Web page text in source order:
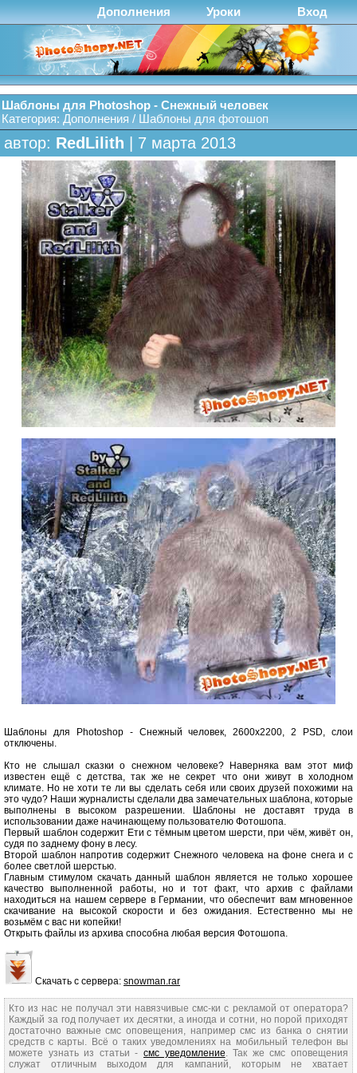
Дополнения Уроки Вход
Шаблоны для Photoshop - Снежный человек
Категория: Дополнения / Шаблоны для фотошоп
автор: RedLilith | 7 марта 2013
Шаблоны для Photoshop - Снежный человек, 2600х2200, 2 PSD, слои
отключены.
Кто не слышал сказки о снежном человеке? Наверняка вам этот миф
известен ещё с детства, так же не секрет что они живут в холодном
климате. Но не хоти те ли вы сделать себя или своих друзей похожими на
это чудо? Наши журналисты сделали два замечательных шаблона, которые
выполнены в высоком разрешении. Шаблоны не доставят труда в
использовании даже начинающему пользователю Фотошопа.
Первый шаблон содержит Ети с тёмным цветом шерсти, при чём, живёт он,
судя по заднему фону в лесу.
Второй шаблон напротив содержит Снежного человека на фоне снега и с
более светлой шерстью.
Главным стимулом скачать данный шаблон является не только хорошее
качество выполненной работы, но и тот факт, что архив с файлами
находиться на нашем сервере в Германии, что обеспечит вам мгновенное
скачивание на высокой скорости и без ожидания. Естественно мы не
возьмём с вас ни копейки!
Открыть файлы из архива способна любая версия Фотошопа.
Скачать с сервера: snowman.rar
Кто из нас не получал эти навязчивые смс-ки с рекламой от оператора?
Каждый за год получает их десятки, а иногда и сотни, но порой приходят
достаточно важные смс оповещения, например смс из банка о снятии
средств с карты. Всё о таких уведомлениях на мобильный телефон вы
можете узнать из статьи - смс уведомление. Так же смс оповещения
служат отличным выходом для кампаний, которым не хватает